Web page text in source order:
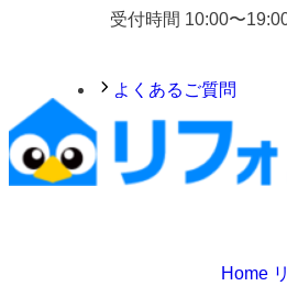
受付時間 10:00〜
よくあるご質問
Home